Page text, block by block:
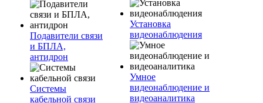
Подавители связи
и БПЛА,
антидрон
Системы
кабельной связи
Установка
видеонаблюдения
Умное
видеонаблюдение и
видеоаналитика